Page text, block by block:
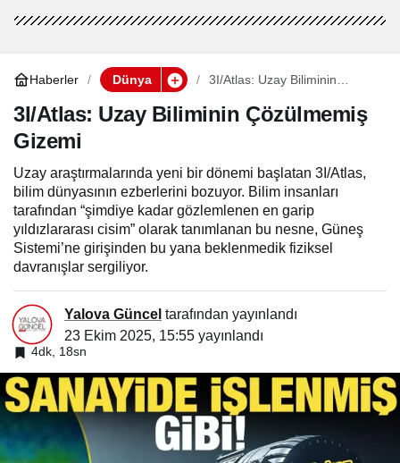
Haberler Dünya
3I/Atlas: Uzay Biliminin
3I/Atlas: Uzay Biliminin Çözülmemiş
Gizemi
Uzay araştırmalarında yeni bir dönemi başlatan 3I/Atlas,
bilim dünyasının ezberlerini bozuyor. Bilim insanları
tarafından “şimdiye kadar gözlemlenen en garip
yıldızlararası cisim” olarak tanımlanan bu nesne, Güneş
Sistemi’ne girişinden bu yana beklenmedik fiziksel
davranışlar sergiliyor.
Yalova Güncel tarafından yayınlandı
23 Ekim 2025, 15:55 yayınlandı
4dk, 18sn